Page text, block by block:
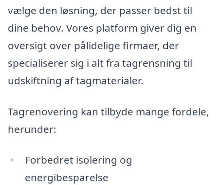
vælge den løsning, der passer bedst til
dine behov. Vores platform giver dig en
oversigt over pålidelige firmaer, der
specialiserer sig i alt fra tagrensning til
udskiftning af tagmaterialer.
Tagrenovering kan tilbyde mange fordele,
herunder:
Forbedret isolering og
energibesparelse